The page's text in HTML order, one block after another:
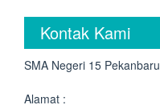
Kontak Kami
SMA Negeri 15 Pekanbaru
Alamat :